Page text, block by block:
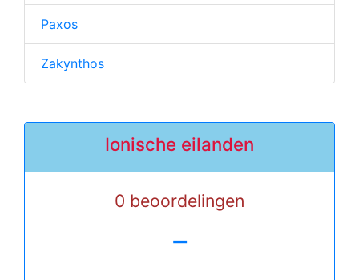
Paxos
Zakynthos
Ionische eilanden
0 beoordelingen
-